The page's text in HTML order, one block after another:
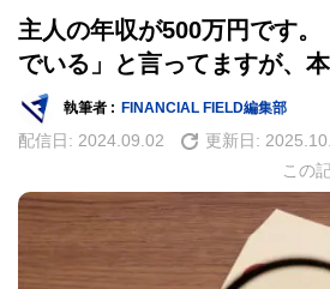
主人の年収が500万円です
でいる」と言ってますが、
執筆者 : FINANCIAL FIELD編集部
配信日: 2024.09.02 更新日:
この